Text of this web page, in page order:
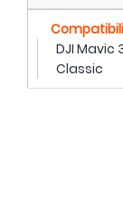
DJI Mavic
Classic